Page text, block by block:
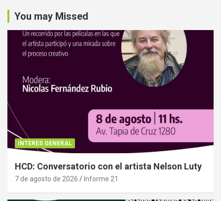
You may Missed
INTERES GENERAL
HCD: Conversatorio con el artista Nelson Luty
7 de agosto de 2026 Informe 21